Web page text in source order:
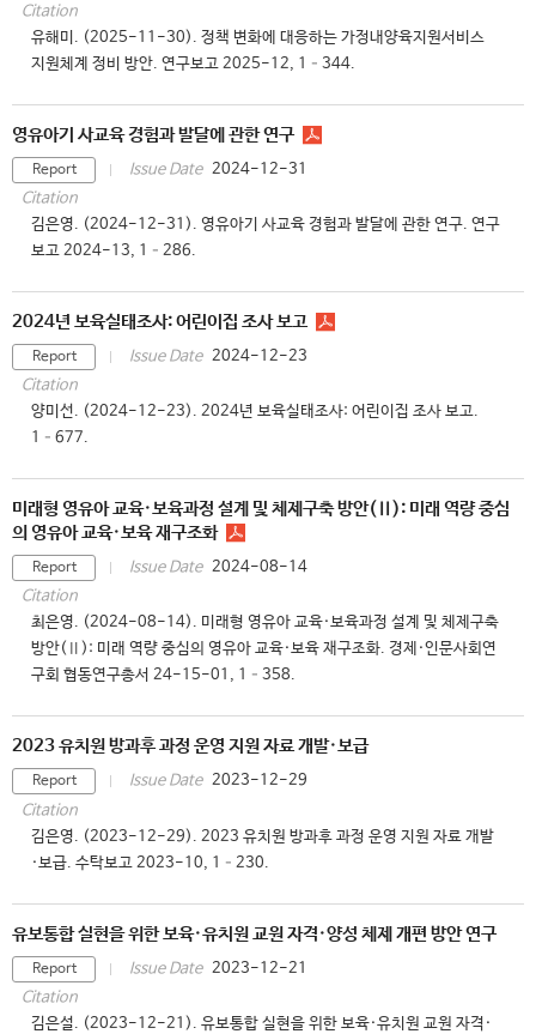
Citation
유해미. (2025-11-30). 정책 변화에 대응하는 가정내양육지원서비스
지원체계 정비 방안. 연구보고 2025-12, 1–344.
영유아기 사교육 경험과 발달에 관한 연구
Report Issue Date 2024-12-31
Citation
김은영. (2024-12-31). 영유아기 사교육 경험과 발달에 관한 연구. 연구
보고 2024-13, 1–286.
2024년 보육실태조사: 어린이집 조사 보고
Report Issue Date 2024-12-23
Citation
양미선. (2024-12-23). 2024년 보육실태조사: 어린이집 조사 보고.
1–677.
미래형 영유아 교육·보육과정 설계 및 체제구축 방안(Ⅱ): 미래 역량 중심
의 영유아 교육·보육 재구조화
Report Issue Date 2024-08-14
Citation
최은영. (2024-08-14). 미래형 영유아 교육·보육과정 설계 및 체제구축
방안(Ⅱ): 미래 역량 중심의 영유아 교육·보육 재구조화. 경제·인문사회연
구회 협동연구총서 24-15-01, 1–358.
2023 유치원 방과후 과정 운영 지원 자료 개발·보급
Report Issue Date 2023-12-29
Citation
김은영. (2023-12-29). 2023 유치원 방과후 과정 운영 지원 자료 개발
·보급. 수탁보고 2023-10, 1–230.
유보통합 실현을 위한 보육·유치원 교원 자격·양성 체제 개편 방안 연구
Report Issue Date 2023-12-21
Citation
김은설. (2023-12-21). 유보통합 실현을 위한 보육·유치원 교원 자격·